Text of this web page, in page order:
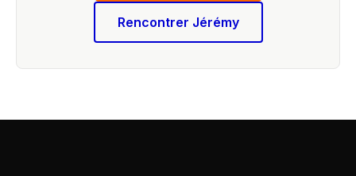
Rencontrer Jérémy